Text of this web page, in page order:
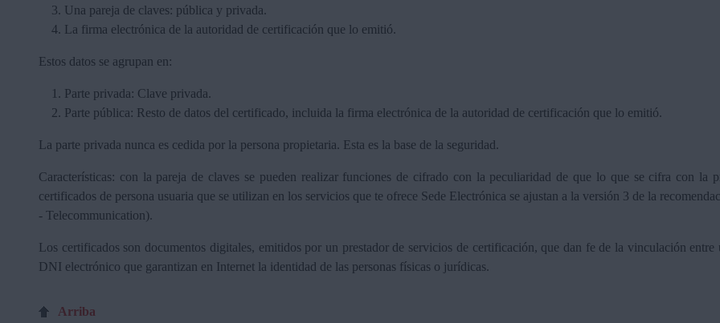
Una pareja de claves: pública y privada.
La firma electrónica de la autoridad de certificación que lo emitió.
Estos datos se agrupan en:
Parte privada: Clave privada.
Parte pública: Resto de datos del certificado, incluida la firma electrónica de la autoridad de certificación que lo emitió.
La parte privada nunca es cedida por la persona propietaria. Esta es la base de la seguridad.
Características: con la pareja de claves se pueden realizar funciones de cifrado con la peculiaridad de que lo que se cifra con
certificados de persona usuaria que se utilizan en los servicios que te ofrece Sede Electrónica se ajustan a la versión 3 de la
- Telecommunication).
Los certificados son documentos digitales, emitidos por un prestador de servicios de certificación, que dan fe de la vinculación
DNI electrónico que garantizan en Internet la identidad de las personas físicas o jurídicas.
Arriba